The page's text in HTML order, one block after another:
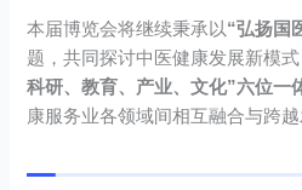
本届博览会将继续秉承以“弘扬国
题，共同探讨中医健康发展新模
科研、教育、产业、文化”六位一
康服务业各领域间相互融合与跨越